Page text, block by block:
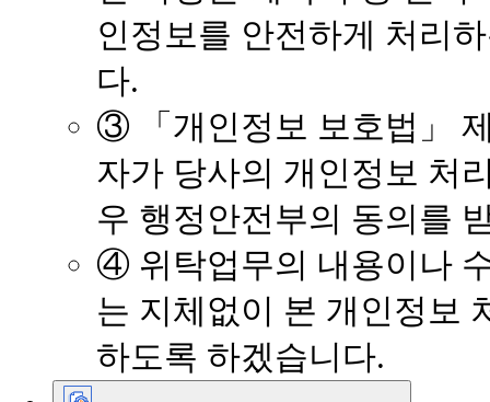
인정보를 안전하게 처리
다.
③ 「개인정보 보호법」
자가 당사의 개인정보 처
우 행정안전부의 동의를
④ 위탁업무의 내용이나
는 지체없이 본 개인정보
하도록 하겠습니다.